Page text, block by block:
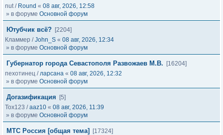
nut/ Round « 08 авг, 2026, 12:58
» в форуме Основной форум
Ютубчик всё? [2204]
Кламмер /John_S « 08 авг, 2026, 12:34
» в форуме Основной форум
Губернатор города Севастополя Развожаев М.В.
[16204]
пехотинец /ларсана « 08 авг, 2026, 12:32
» в форуме Основной форум
Догазификация
[5]
Tox123 /aaz10 « 08 авг, 2026, 11:39
» в форуме Основной форум
МТС Россия [общая тема]
[17324]